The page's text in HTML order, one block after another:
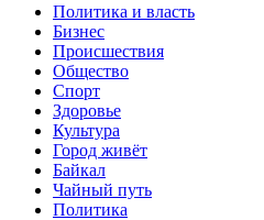
Политика и власть
Бизнес
Происшествия
Общество
Cпорт
Здоровье
Культура
Город живёт
Байкал
Чайный путь
Политика